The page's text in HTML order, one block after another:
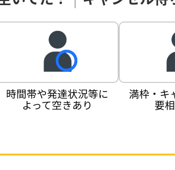
時間帯や発達状況等に
よって空きあり
満枠・キ
要